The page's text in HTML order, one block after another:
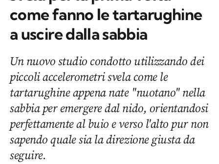
come fanno le tartarughine
a uscire dalla sabbia
Un nuovo studio condotto utilizzando dei
piccoli accelerometri svela come le
tartarughine appena nate "nuotano" nella
sabbia per emergere dal nido, orientandosi
perfettamente al buio e verso l'alto pur non
sapendo quale sia la direzione giusta da
seguire.